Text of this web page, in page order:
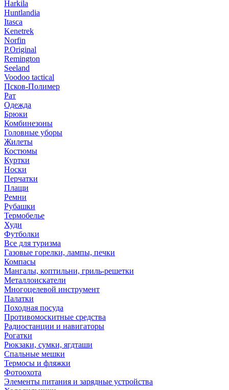
Harkila
Huntlandia
Itasca
Kenetrek
Norfin
P.Original
Remington
Seeland
Voodoo tactical
Псков-Полимер
Рат
Одежда
Брюки
Комбинезоны
Головные уборы
Жилеты
Костюмы
Куртки
Носки
Перчатки
Плащи
Ремни
Рубашки
Термобелье
Худи
Футболки
Все для туризма
Газовые горелки, лампы, печки
Компасы
Мангалы, коптильни, гриль-решетки
Металлоискатели
Многоцелевой инструмент
Палатки
Походная посуда
Противомоскитные средства
Радиостанции и навигаторы
Рогатки
Рюкзаки, сумки, ягдташи
Спальные мешки
Термосы и фляжки
Фотоохота
Элементы питания и зарядные устройства